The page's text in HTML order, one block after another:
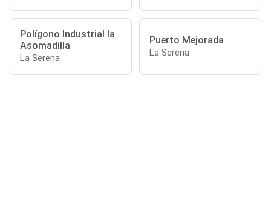
Polígono Industrial la
Asomadilla
La Serena
Puerto Mejorada
La Serena